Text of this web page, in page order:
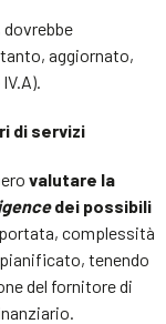
dovrebbe
aggiornato,
di servizi
valutare la
dei possibili
complessità
pianificato, tenendo
del fornitore di